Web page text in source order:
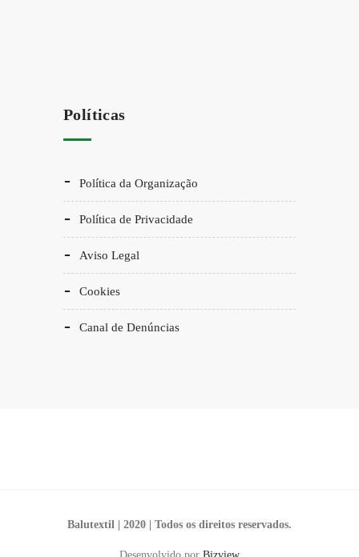
Políticas
Política da Organização
Política de Privacidade
Aviso Legal
Cookies
Canal de Denúncias
Balutextil | 2020 | Todos os direitos reservados.